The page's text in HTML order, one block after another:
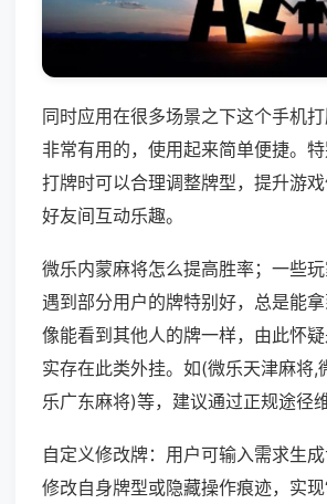
同时应用在很多场景之下这个手机
非常有用的，使用起来简单便捷。
打牌时可以合理调整牌型，提升游
好友间互动乐趣。
微乐内蒙麻将怎么提高胜率；一些
遇到部分用户的牌特别好，总是能
像能看到其他人的牌一样，由此怀
实存在此类外挂。如(微乐天津麻将,
乐广东麻将)等，建议通过正规途径
自定义修改牌：用户可输入需求生成
修改自身牌型或隐藏操作痕迹，实现